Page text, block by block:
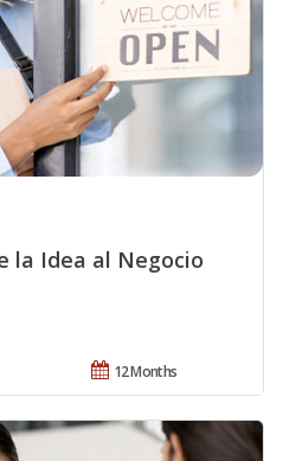
la Idea al Negocio
12 Months